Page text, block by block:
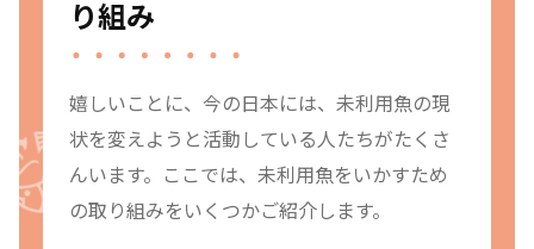
り組み
嬉しいことに、今の日本には、未利用魚の現
状を変えようと活動している人たちがたくさ
んいます。ここでは、未利用魚をいかすため
の取り組みをいくつかご紹介します。